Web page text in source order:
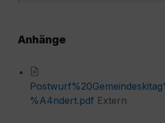
Anhänge
%A4ndert.pdf Extern